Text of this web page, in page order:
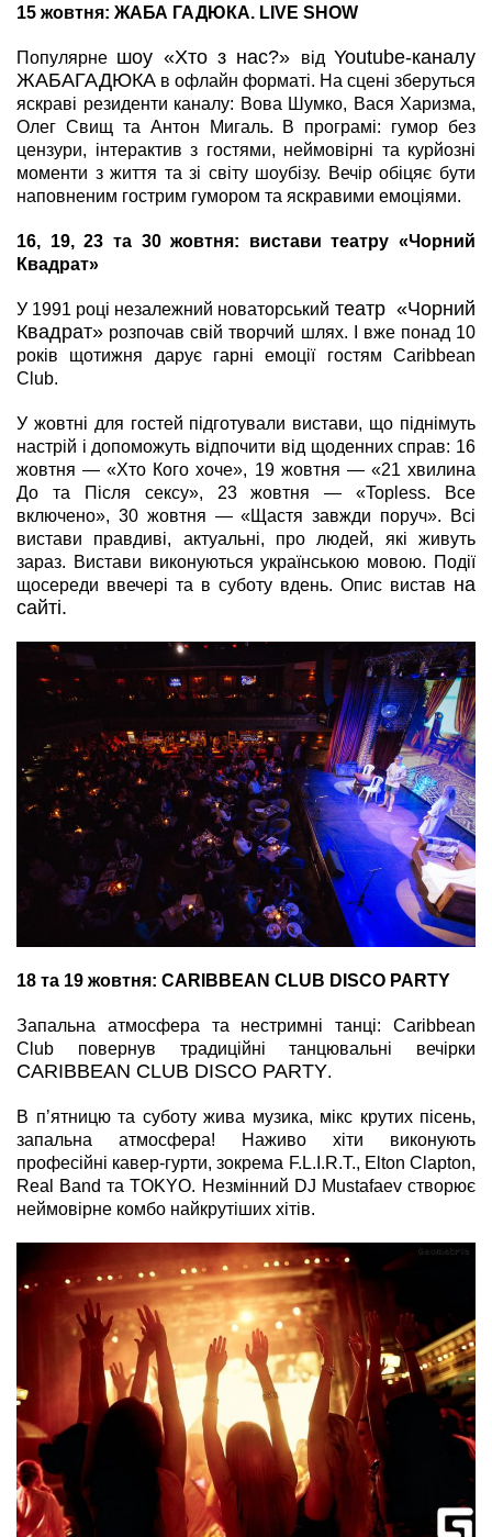
15 жовтня: ЖАБА ГАДЮКА. LIVE SHOW
Популярне шоу «Хто з нас?» відYoutube-каналу
ЖАБАГАДЮКА в офлайн форматі. На сцені зберуться
яскраві резиденти каналу: Вова Шумко, Вася Харизма,
Олег Свищ та Антон Мигаль. В програмі: гумор без
цензури, інтерактив з гостями, неймовірні та курйозні
моменти з життя та зі світу шоубізу. Вечір обіцяє бути
наповненим гострим гумором та яскравими емоціями.
16, 19, 23 та 30 жовтня: вистави театру «Чорний
Квадрат»
У 1991 році незалежний новаторський театр «Чорний
Квадрат» розпочав свій творчий шлях. І вже понад 10
років щотижня дарує гарні емоції гостям Caribbean
Club.
У жовтні для гостей підготували вистави, що піднімуть
настрій і допоможуть відпочити від щоденних справ: 16
жовтня — «Хто Кого хоче», 19 жовтня — «21 хвилина
До та Після сексу», 23 жовтня — «Topless. Все
включено», 30 жовтня — «Щастя завжди поруч». Всі
вистави правдиві, актуальні, про людей, які живуть
зараз. Вистави виконуються українською мовою. Події
щосереди ввечері та в суботу вдень. Опис вистав на
сайті.
18 та 19 жовтня: CARIBBEAN CLUB DISCO PARTY
Запальна атмосфера та нестримні танці: Caribbean
Club повернув традиційні танцювальні вечірки
CARIBBEAN CLUB DISCO PARTY.
В пʼятницю та суботу жива музика, мікс крутих пісень,
запальна атмосфера! Наживо хіти виконують
професійні кавер-гурти, зокрема F.L.I.R.T., Elton Clapton,
Real Band та TOKYO. Незмінний DJ Mustafaevстворює
неймовірне комбо найкрутіших хітів.